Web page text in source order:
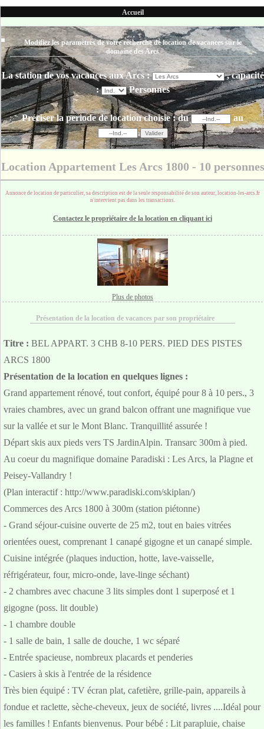
Accueil
Modifiez les paramètres de votre recherche de location de vacances sur le
domaine des Arcs
La station de vos vacances aux Arcs :
, capacité
:
Personnes
Préciser la periode de location choisie : du au
Location Appartement Les Arcs 1800 - 10 personnes
Annonce de location de particulier, sa description est de la seule responsabilité de son auteur, location-les-arcs.fr
n'intervient pas dans les transactions.
Contactez le propriétaire de la location en cliquant ici
Plus de photos
Présentation de la location de vacances par son propriétaire
Titre : BEL APPART. 3 CHB 8-10 PERS. PIED DES PISTES
ARCS 1800
Présentation de la location en quelques lignes :
Grand appartement rénové, tout confort, équipé pour 8 à 10 pers., 3
vraies chambres, avec un grand balcon offrant une magnifique vue
sur la vallée et sur le Mont Blanc. Tranquillité assurée !
Départ skis aux pieds vers TS JardinAlpin. Transarc 300m à pied.
Au coeur du magnifique domaine Paradiski : Les Arcs, la Plagne et
Peisey-Vallandry !
(Plan interactif : http://www.paradiski.com/skiplan/)
Commerces des Arcs 1800 à 300m (station piétonne)
- Grand séjour-cuisine ouverte de 25 m2, tout en baies vitrées
orientées ouest, comprenant 1 canapé gigogne et un canapé simple.
Cuisine intégrée (plaques induction, hotte, lave-vaisselle,
réfrigérateur, four, micro-onde, lave-linge séchant)
- 2 chambres avec chacune 3 lits simples dont 1 superposé et 1
gigogne (poss. lit double)
- 1 chambre double
- 1 salle de bain, 1 salle de douche, 1 wc séparé
- Entrée spacieuse, nombreux placards et penderies
- Casiers à skis à l'entrée de la résidence
Très bien équipé : TV écran plat, cafetière, grille-pain, appareils à
fondue et raclette, sèche-cheveux, jeux de société, livres ....Idéal pour
les familles ! Enfants bienvenus. Pour bébé : Lit parapluie, chaise